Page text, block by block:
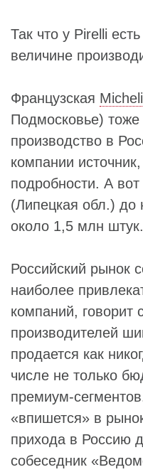
Так что у Pirelli
величине
Французская
Подмосковье) тоже
производство в
компании
подробности. А вот
(Липецкая обл.)
около 1,5 млн штук.
Российский рынок
наиболее
компаний, говорит
производителей
продается как
числе не только
премиум-
«впишется» в
прихода в Россию
собеседник